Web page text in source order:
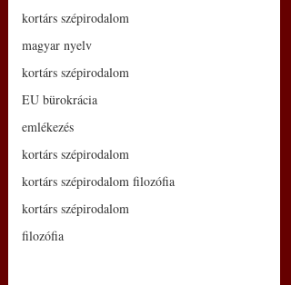
kortárs szépirodalom
magyar nyelv
kortárs szépirodalom
EU bürokrácia
emlékezés
kortárs szépirodalom
kortárs szépirodalom filozófia
kortárs szépirodalom
filozófia